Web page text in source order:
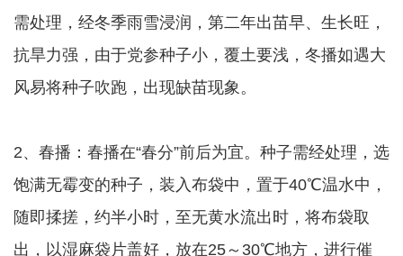
需处理，经冬季雨雪浸润，第二年出苗早、生长旺，
抗旱力强，由于党参种子小，覆土要浅，冬播如遇大
风易将种子吹跑，出现缺苗现象。
2、春播：春播在“春分”前后为宜。种子需经处理，选
饱满无霉变的种子，装入布袋中，置于40℃温水中，
随即揉搓，约半小时，至无黄水流出时，将布袋取
出，以湿麻袋片盖好，放在25～30℃地方，进行催